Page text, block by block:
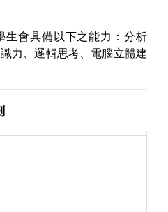
生會具備以下之能力：分析
力、邏輯思考、電腦立體建